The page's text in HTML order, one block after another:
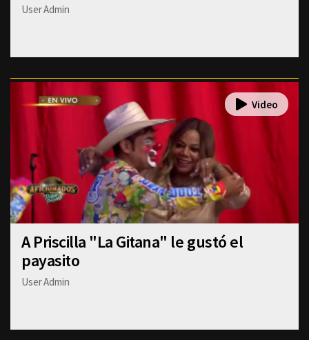
User Admin
A Priscilla "La Gitana" le gustó el
payasito
User Admin